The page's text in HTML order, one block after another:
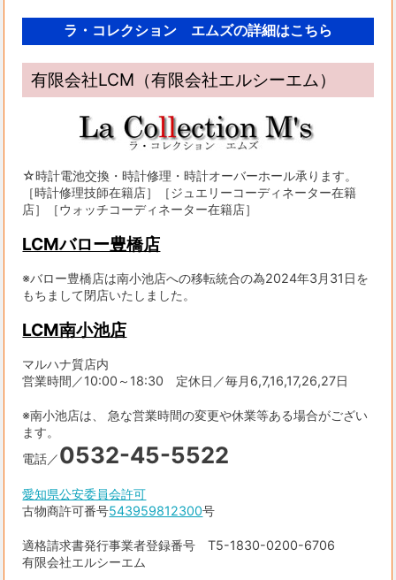
ラ・コレクション エムズの詳細はこちら
有限会社LCM（有限会社エルシーエム）
☆時計電池交換・時計修理・時計オーバーホール承ります。
［時計修理技師在籍店］［ジュエリーコーディネーター在籍
店］［ウォッチコーディネーター在籍店］
LCMバロー豊橋店
※バロー豊橋店は南小池店への移転統合の為2024年3月31日を
もちまして閉店いたしました。
LCM南小池店
マルハナ質店内
営業時間／10:00～18:30 定休日／毎月6,7,16,17,26,27日
※南小池店は、 急な営業時間の変更や休業等ある場合がござい
ます。
電話／0532-45-5522
愛知県公安委員会許可
古物商許可番号543959812300号
適格請求書発行事業者登録番号 T5-1830-0200-6706
有限会社エルシーエム